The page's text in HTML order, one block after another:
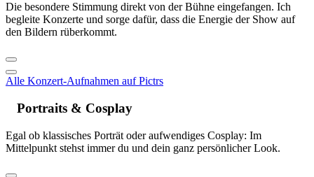
Die besondere Stimmung direkt von der Bühne eingefangen. Ich
begleite Konzerte und sorge dafür, dass die Energie der Show auf
den Bildern rüberkommt.
Alle Konzert-Aufnahmen auf Pictrs
Portraits & Cosplay
Egal ob klassisches Porträt oder aufwendiges Cosplay: Im
Mittelpunkt stehst immer du und dein ganz persönlicher Look.